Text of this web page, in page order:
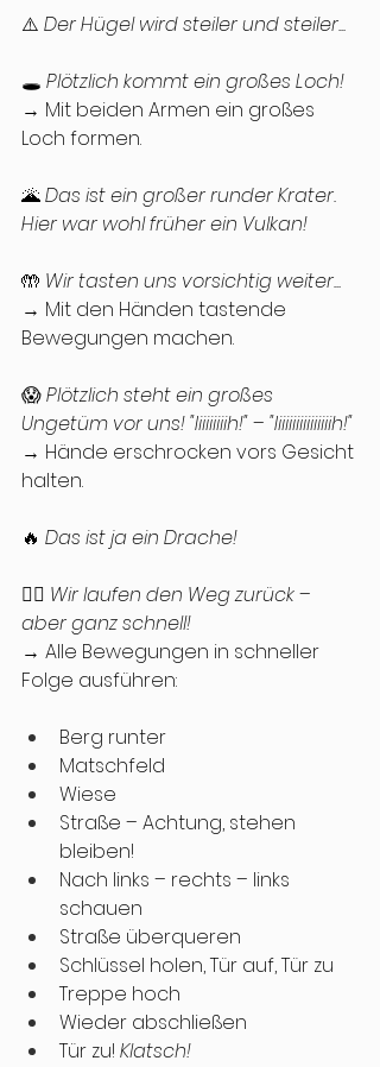
⚠️ Der Hügel wird steiler und steiler...
🕳 Plötzlich kommt ein großes Loch!
→ Mit beiden Armen ein großes
Loch formen.
🌋 Das ist ein großer runder Krater.
Hier war wohl früher ein Vulkan!
🤲 Wir tasten uns vorsichtig weiter...
→ Mit den Händen tastende
Bewegungen machen.
😱 Plötzlich steht ein großes
Ungetüm vor uns! "Iiiiiiiiih!" – "Iiiiiiiiiiiiiiiih!"
→ Hände erschrocken vors Gesicht
halten.
🔥 Das ist ja ein Drache!
🏃‍♀️ Wir laufen den Weg zurück –
aber ganz schnell!
→ Alle Bewegungen in schneller
Folge ausführen:
Berg runter
Matschfeld
Wiese
Straße – Achtung, stehen
bleiben!
Nach links – rechts – links
schauen
Straße überqueren
Schlüssel holen, Tür auf, Tür zu
Treppe hoch
Wieder abschließen
Tür zu! Klatsch!